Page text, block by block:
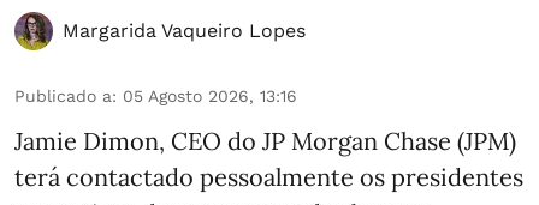
Margarida Vaqueiro Lopes
Publicado a: 05 Agosto 2026, 13:16
Jamie Dimon, CEO do JP Morgan Chase (JPM)
terá contactado pessoalmente os presidentes